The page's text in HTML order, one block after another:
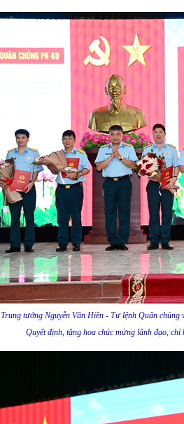
Trung tướng Nguyễn Văn Hiền - Tư lệnh Quân
Quyết định, tặng hoa chúc mừng lãnh đạo,